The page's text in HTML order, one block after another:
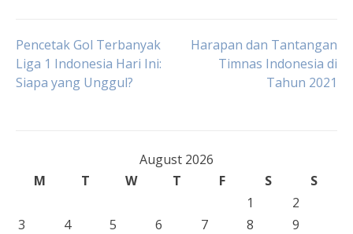
Post
navigation
Pencetak Gol Terbanyak
Liga 1 Indonesia Hari Ini:
Siapa yang Unggul?
Harapan dan Tantangan
Timnas Indonesia di
Tahun 2021
August 2026
M
T W T F S
S
1
2
3
4 5 6 7 8
9